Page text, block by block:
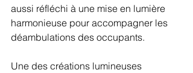
aussi réfléchi à une mise en lumière
harmonieuse pour accompagner les
déambulations des occupants.
Une des créations lumineuses